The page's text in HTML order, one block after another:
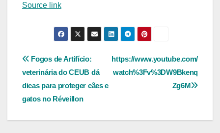
Source link
Navegação
de
Post
https://www.youtube.com/
watch%3Fv%3DW9Bkenq
Zg6M
Fogos de Artifício:
veterinária do CEUB dá
dicas para proteger cães e
gatos no Réveillon